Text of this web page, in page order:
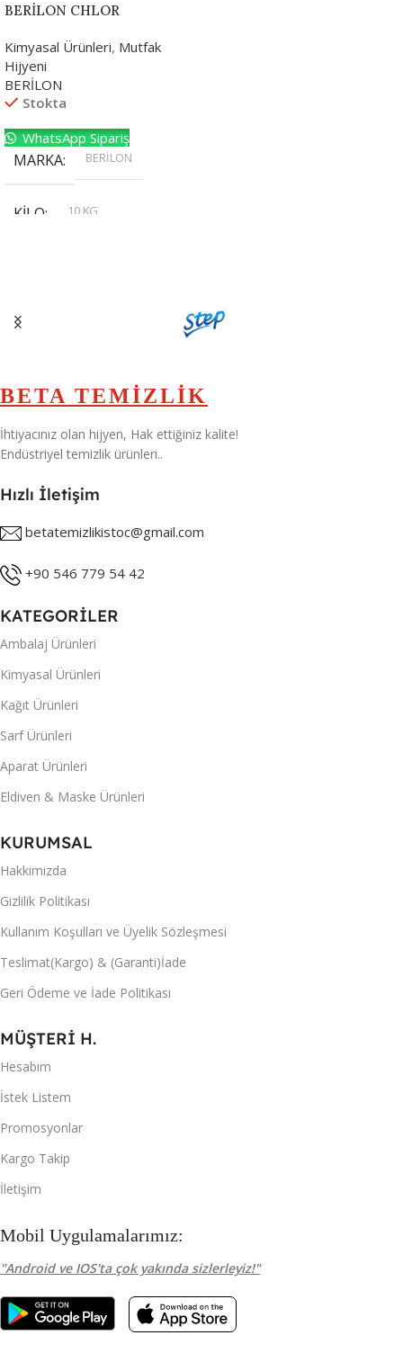
BERİLON CHLOR
Kimyasal Ürünleri, Mutfak
Hijyeni
BERİLON
Stokta
WhatsApp Sipariş
MARKA BERİLON
KILO
10 KG
BETA TEMİZLİK
İhtiyacınız olan hijyen, Hak ettiğiniz kalite!
Endüstriyel temizlik ürünleri..
Hızlı İletişim
betatemizlikistoc@gmail.com
+90 546 779 54 42
KATEGORİLER
Ambalaj Ürünleri
Kimyasal Ürünleri
Kağıt Ürünleri
Sarf Ürünleri
Aparat Ürünleri
Eldiven & Maske Ürünleri
KURUMSAL
Hakkımızda
Gizlilik Politikası
Kullanım Koşulları ve Üyelik Sözleşmesi
Teslimat(Kargo) & (Garanti)İade
Geri Ödeme ve İade Politikası
MÜŞTERİ H.
Hesabım
İstek Listem
Promosyonlar
Kargo Takip
İletişim
Mobil Uygulamalarımız:
"Android ve IOS'ta çok yakında sizlerleyiz!"